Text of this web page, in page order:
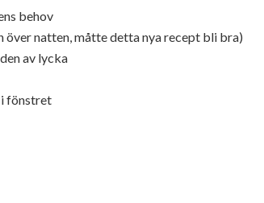
behov
över natten, måtte detta nya recept bli bra)
av lycka
i fönstret